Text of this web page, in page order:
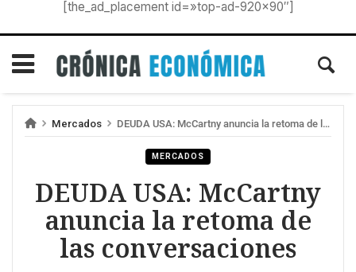
[the_ad_placement id=»top-ad-920×90″]
Mercados DEUDA USA: McCartny anuncia la retoma de las conversaciones
MERCADOS
DEUDA USA: McCartny
anuncia la retoma de
las conversaciones